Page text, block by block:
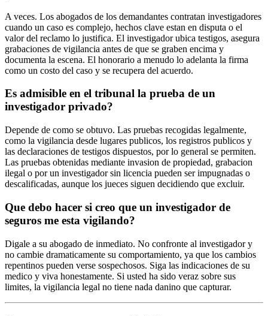
A veces. Los abogados de los demandantes contratan investigadores
cuando un caso es complejo, hechos clave estan en disputa o el
valor del reclamo lo justifica. El investigador ubica testigos, asegura
grabaciones de vigilancia antes de que se graben encima y
documenta la escena. El honorario a menudo lo adelanta la firma
como un costo del caso y se recupera del acuerdo.
Es admisible en el tribunal la prueba de un
investigador privado?
Depende de como se obtuvo. Las pruebas recogidas legalmente,
como la vigilancia desde lugares publicos, los registros publicos y
las declaraciones de testigos dispuestos, por lo general se permiten.
Las pruebas obtenidas mediante invasion de propiedad, grabacion
ilegal o por un investigador sin licencia pueden ser impugnadas o
descalificadas, aunque los jueces siguen decidiendo que excluir.
Que debo hacer si creo que un investigador de
seguros me esta vigilando?
Digale a su abogado de inmediato. No confronte al investigador y
no cambie dramaticamente su comportamiento, ya que los cambios
repentinos pueden verse sospechosos. Siga las indicaciones de su
medico y viva honestamente. Si usted ha sido veraz sobre sus
limites, la vigilancia legal no tiene nada danino que capturar.